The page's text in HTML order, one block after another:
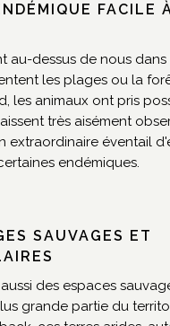
FACILE
au-dessus de nous dans
les plages ou la
les animaux ont pris
très aisément
extraordinaire éventail
endémiques.
SAUVAGES ET
des espaces
grande partie du